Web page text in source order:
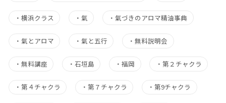
・ 横浜クラス ・氣 ・氣づきのアロマ精油事典
・ 氣とアロマ ・氣と五行 ・無料説明会
・ 無料講座 ・石垣島 ・福岡 ・ 第２チャクラ
・ 第４チャクラ ・第７チャクラ ・第9チャクラ